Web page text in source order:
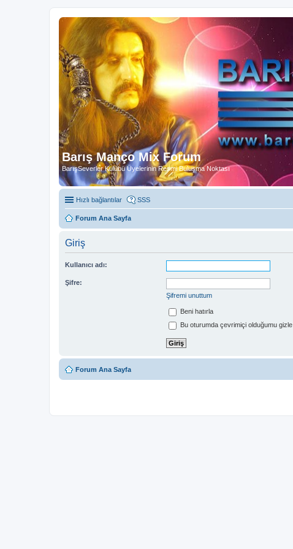
Barış Manço Mix Forum
BarışSeverler Kulübü Üyelerinin Resmi Buluşma Noktası
Hızlı bağlantılar SSS
Forum Ana Sayfa
Giriş
Kullanıcı adı:
Şifre:
Şifremi unuttum
Beni hatırla
Bu oturumda çevrimiçi olduğumu gizle
Forum Ana Sayfa